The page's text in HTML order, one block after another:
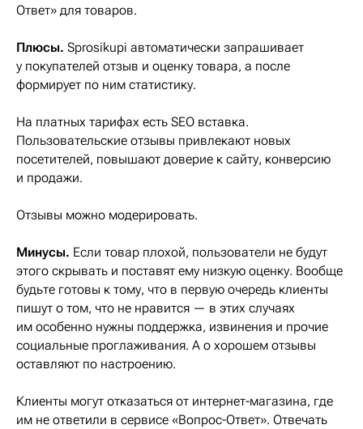
Ответ» для товаров.
Плюсы. Sprosikupi автоматически запрашивает
у покупателей отзыв и оценку товара, а после
формирует по ним статистику.
На платных тарифах есть SEO вставка.
Пользовательские отзывы привлекают новых
посетителей, повышают доверие к сайту, конверсию
и продажи.
Отзывы можно модерировать.
Минусы. Если товар плохой, пользователи не будут
этого скрывать и поставят ему низкую оценку. Вообще
будьте готовы к тому, что в первую очередь клиенты
пишут о том, что не нравится — в этих случаях
им особенно нужны поддержка, извинения и прочие
социальные проглаживания. А о хорошем отзывы
оставляют по настроению.
Клиенты могут отказаться от интернет-магазина, где
им не ответили в сервисе «Вопрос-Ответ». Отвечать